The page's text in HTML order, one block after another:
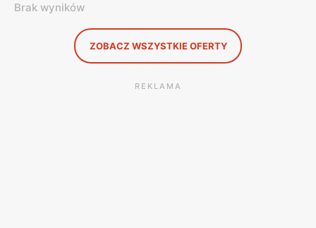
Brak wyników
ZOBACZ WSZYSTKIE OFERTY
REKLAMA